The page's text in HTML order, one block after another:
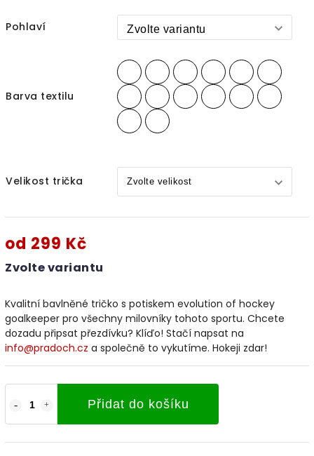
Pohlaví
Barva textilu
Velikost trička
od 299 Kč
Zvolte variantu
Přidat do košíku
Kvalitní bavlněné tričko s potiskem evolution of hockey
goalkeeper pro všechny milovníky tohoto sportu. Chcete
dozadu připsat přezdívku? Klíďo! Stačí napsat na
info@pradoch.cz a společně to vykutíme. Hokeji zdar!